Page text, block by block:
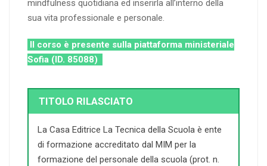
mindfulness quotidiana ed inserirla all’interno della
sua vita professionale e personale.
Il corso è presente sulla piattaforma ministeriale
Sofia (ID. 85088)
TITOLO RILASCIATO
La Casa Editrice La Tecnica della Scuola è ente
di formazione accreditato dal MIM per la
formazione del personale della scuola (prot. n.